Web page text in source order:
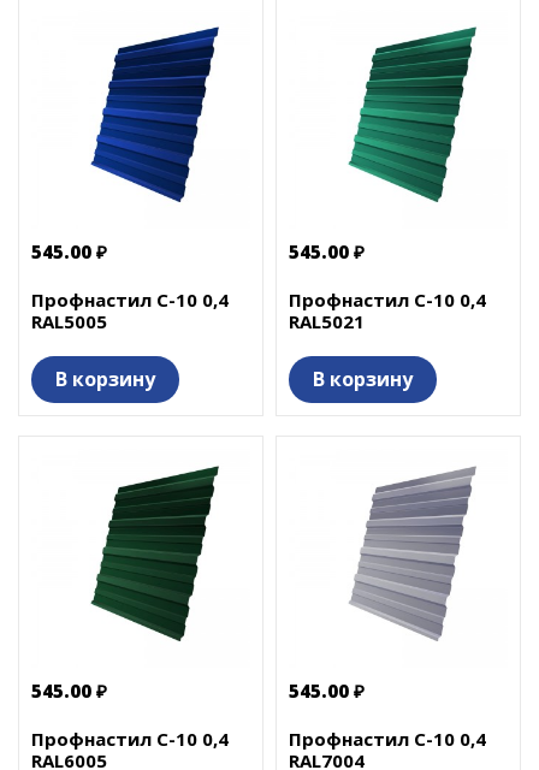
545.00 ₽
Профнастил С-10 0,4
RAL5005
В корзину
545.00 ₽
Профнастил С-10 0,4
RAL5021
В корзину
545.00 ₽
Профнастил С-10 0,4
RAL6005
545.00 ₽
Профнастил С-10 0,4
RAL7004